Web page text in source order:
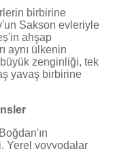
birbirine
Sakson evleriyle
ahşap
aynı ülkenin
büyük zenginliği, tek
yavaş birbirine
Yerel voyvodalar